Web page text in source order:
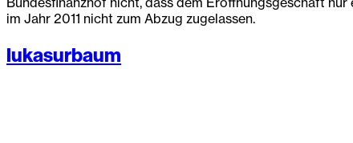
im Jahr 2011 nicht zum Abzug zugelassen.
lukasurbaum